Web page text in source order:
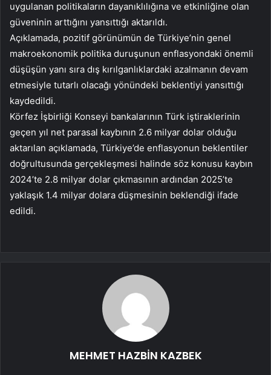
uygulanan politikaların dayanıklılığına ve etkinliğine olan
güveninin arttığını yansıttığı aktarıldı.
Açıklamada, pozitif görünümün de Türkiye’nin genel
makroekonomik politika duruşunun enflasyondaki önemli
düşüşün yanı sıra dış kırılganlıklardaki azalmanın devam
etmesiyle tutarlı olacağı yönündeki beklentiyi yansıttığı
kaydedildi.
Körfez İşbirliği Konseyi bankalarının Türk iştiraklerinin
geçen yıl net parasal kaybının 2.6 milyar dolar olduğu
aktarılan açıklamada, Türkiye’de enflasyonun beklentiler
doğrultusunda gerçekleşmesi halinde söz konusu kaybın
2024’te 2.8 milyar dolar çıkmasının ardından 2025’te
yaklaşık 1.4 milyar dolara düşmesinin beklendiği ifade
edildi.
MEHMET HAZBİN KAZBEK